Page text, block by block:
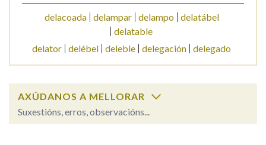
Marcas gramaticais
Pertence a
LIMPAR
delacoada delampar delampo
delatábel
delatable
delator delébel deleble delegación delegado
AXÚDANOS A MELLORAR
Suxestións, erros, observacións...